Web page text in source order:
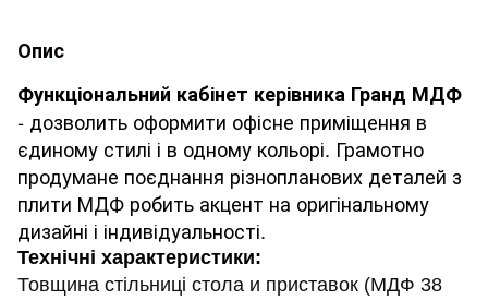
Опис
Функціональний кабінет керівника Гранд МДФ
- дозволить оформити офісне приміщення в
єдиному стилі і в одному кольорі. Грамотно
продумане поєднання різнопланових деталей з
плити МДФ робить акцент на оригінальному
дизайні і індивідуальності.
Технічні характеристики:
Товщина стільниці стола и приставок (МДФ 38